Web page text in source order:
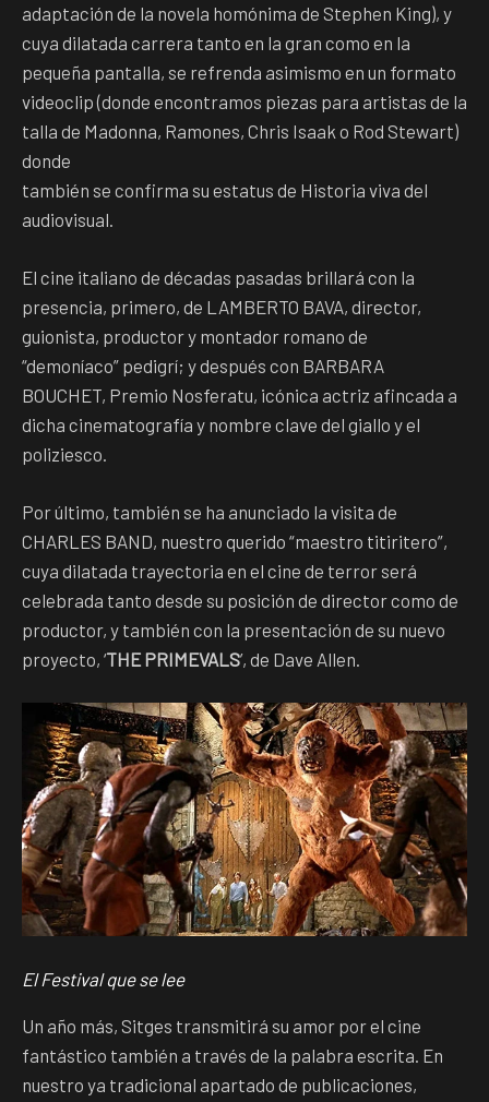
adaptación de la novela homónima de Stephen King), y
cuya dilatada carrera tanto en la gran como en la
pequeña pantalla, se refrenda asimismo en un formato
videoclip (donde encontramos piezas para artistas de la
talla de Madonna, Ramones, Chris Isaak o Rod Stewart)
donde
también se confirma su estatus de Historia viva del
audiovisual.
El cine italiano de décadas pasadas brillará con la
presencia, primero, de LAMBERTO BAVA, director,
guionista, productor y montador romano de
“demoníaco” pedigrí; y después con BARBARA
BOUCHET, Premio Nosferatu, icónica actriz afincada a
dicha cinematografía y nombre clave del giallo y el
poliziesco.
Por último, también se ha anunciado la visita de
CHARLES BAND, nuestro querido “maestro titiritero”,
cuya dilatada trayectoria en el cine de terror será
celebrada tanto desde su posición de director como de
productor, y también con la presentación de su nuevo
proyecto, ‘THE PRIMEVALS’, de Dave Allen.
El Festival que se lee
Un año más, Sitges transmitirá su amor por el cine
fantástico también a través de la palabra escrita. En
nuestro ya tradicional apartado de publicaciones,